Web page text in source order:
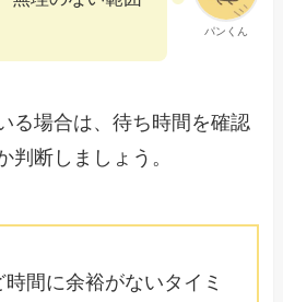
パンくん
る場合は、待ち時間を確認
判断しましょう。
間に余裕がないタイミ